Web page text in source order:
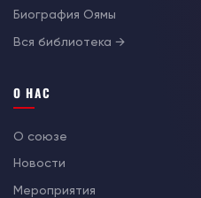
Биография Оямы
Вся библиотека →
О НАС
О союзе
Новости
Мероприятия